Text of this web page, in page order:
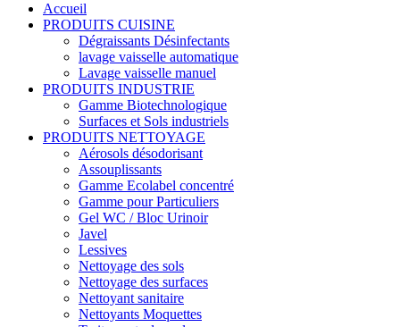
Accueil
PRODUITS CUISINE
Dégraissants Désinfectants
lavage vaisselle automatique
Lavage vaisselle manuel
PRODUITS INDUSTRIE
Gamme Biotechnologique
Surfaces et Sols industriels
PRODUITS NETTOYAGE
Aérosols désodorisant
Assouplissants
Gamme Ecolabel concentré
Gamme pour Particuliers
Gel WC / Bloc Urinoir
Javel
Lessives
Nettoyage des sols
Nettoyage des surfaces
Nettoyant sanitaire
Nettoyants Moquettes